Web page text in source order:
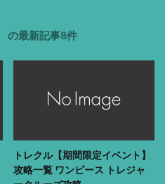
の最新記事8件
トレクル【期間限定イベント】
攻略一覧 ワンピース トレジャ